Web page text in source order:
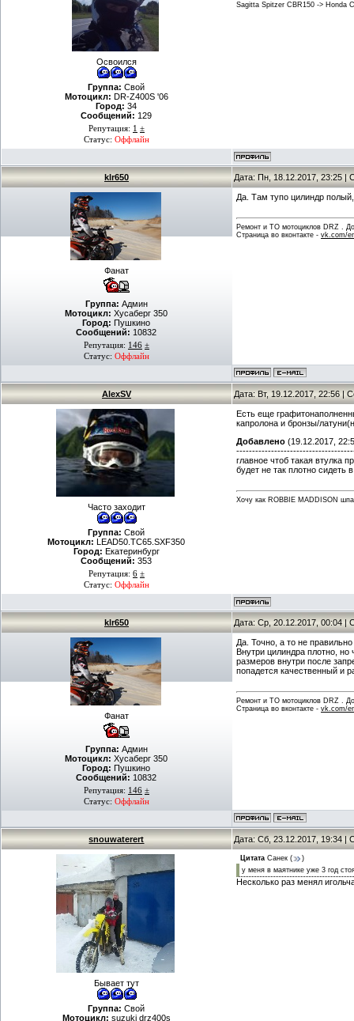
Освоился
Группа: Свой
Мотоцикл: DR-Z400S '06
Город: 34
Сообщений: 129
Репутация: 1 ±
Статус: Оффлайн
Sagitta Spitzer CBR150 -> Honda
klr650 Дата: Пн, 18.12.2017, 23:25 |
Фанат
Группа: Админ
Мотоцикл: Хусаберг 350
Город: Пушкино
Сообщений: 10832
Репутация: 146 ±
Статус: Оффлайн
Да. Там тупо цилиндр
Ремонт и ТО мотоциклов DRZ .
Страница во вконтакте - vk.com/
AlexSV Дата: Вт, 19.12.2017, 22:56 |
Часто заходит
Группа: Свой
Мотоцикл: LEAD50.TC65.SXF350
Город: Екатеринбург
Сообщений: 353
Репутация: 6 ±
Статус: Оффлайн
Есть еще
капролона и бронзы/
Добавлено (19.12.2017,
главное чтоб такая втулка
будет не так плотно сидеть
Хочу как ROBBIE MADDISON
klr650 Дата: Ср, 20.12.2017, 00:04 |
Фанат
Группа: Админ
Мотоцикл: Хусаберг 350
Город: Пушкино
Сообщений: 10832
Репутация: 146 ±
Статус: Оффлайн
Да. Точно, а то не
Внутри цилиндра плотно,
размеров внутри после
попадется качественный и
Ремонт и ТО мотоциклов DRZ .
Страница во вконтакте - vk.com/
snouwaterert Дата: Сб, 23.12.2017, 19:34 |
Бывает тут
Группа: Свой
Мотоцикл: suzuki drz400s
Цитата Санек (
)
у меня в маятнике уже 3 год
Несколько раз менял